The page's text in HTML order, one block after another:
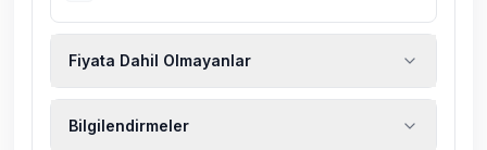
Fiyata Dahil Olmayanlar
Bilgilendirmeler